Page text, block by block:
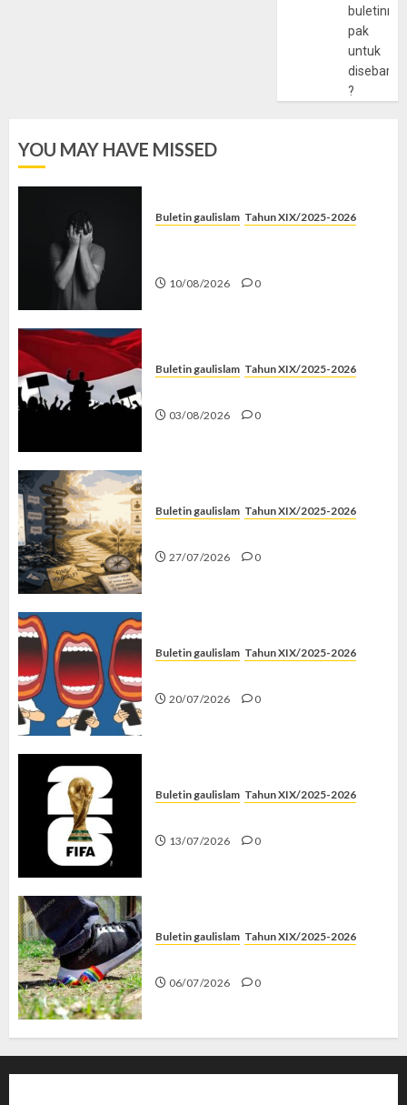
pak
untuk
?
YOU MAY HAVE MISSED
Buletin gaulislam Tahun XIX/2025-2026
10/08/2026 0
Buletin gaulislam Tahun XIX/2025-2026
03/08/2026 0
Buletin gaulislam Tahun XIX/2025-2026
27/07/2026 0
Buletin gaulislam Tahun XIX/2025-2026
20/07/2026 0
Buletin gaulislam Tahun XIX/2025-2026
13/07/2026 0
Buletin gaulislam Tahun XIX/2025-2026
06/07/2026 0